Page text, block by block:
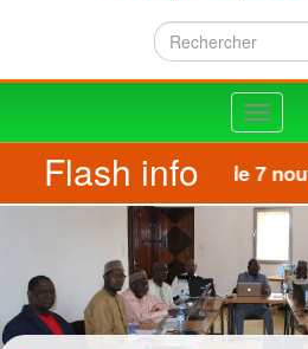
Rechercher
Toggle
Flash info
Formation de 7